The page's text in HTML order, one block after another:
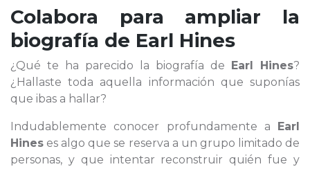
Colabora para ampliar la
biografía de Earl Hines
¿Qué te ha parecido la biografía de Earl Hines?
¿Hallaste toda aquella información que suponías
que ibas a hallar?
Indudablemente conocer profundamente a Earl
Hines es algo que se reserva a un grupo limitado de
personas, y que intentar reconstruir quién fue y